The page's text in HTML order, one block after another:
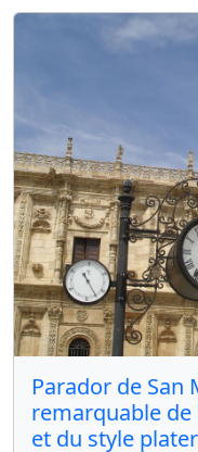
Parador de San
remarquable de
et du style